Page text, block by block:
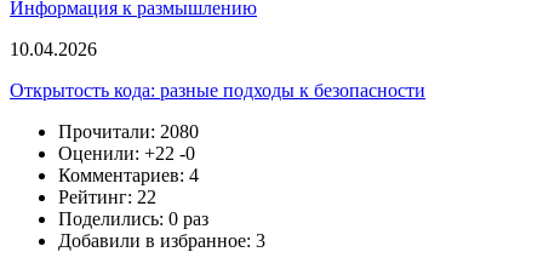
Информация к размышлению
10.04.2026
Открытость кода: разные подходы к безопасности
Прочитали: 2080
Оценили: +22 -0
Комментариев: 4
Рейтинг: 22
Поделились: 0 раз
Добавили в избранное: 3